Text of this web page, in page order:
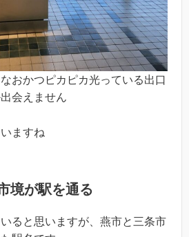
おかつピカピカ光っている出口
会えません
ますね
境が駅を通る
ると思いますが、燕市と三条市